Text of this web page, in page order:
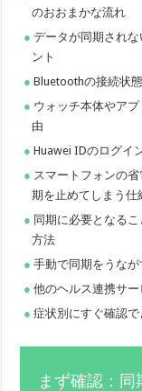
のおおまかな流れ
データが同期され
ント
Bluetoothの接続状
ウォッチ本体やア
由
Huawei IDのログイ
スマートフォンの
期を止めてしまう仕
同期に必要となる
方法
手動で同期をうな
他のヘルス連携サ
症状別にすぐ確認
まず確認：